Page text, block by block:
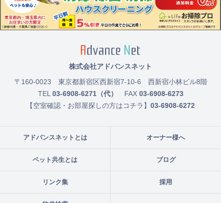
アドバンスネットとは オーナー様へ
ペット共生とは ブログ
リンク集 採用
株式会社アドバンスネット
〒160-0023 東京都新宿区西新宿7-10-6 西新宿小林ビル8階
TEL03-6908-6271（代） FAX 03-6908-6273
【空室確認・お部屋探しの方はコチラ】 03-6908-6272